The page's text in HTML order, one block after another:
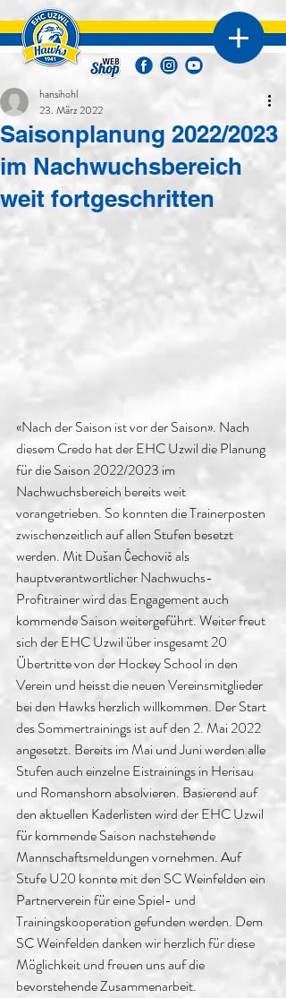
Saisonplanung 2022/2023
im Nachwuchsbereich
weit fortgeschritten
hansihohl
23. März 2022
«Nach der Saison ist vor der Saison». Nach
diesem Credo hat der EHC Uzwil die Planung
für die Saison 2022/2023 im
Nachwuchsbereich bereits weit
vorangetrieben. So konnten die Trainerposten
zwischenzeitlich auf allen Stufen besetzt
werden. Mit Dušan Čechovič als
hauptverantwortlicher Nachwuchs-
Profitrainer wird das Engagement auch
kommende Saison weitergeführt. Weiter freut
sich der EHC Uzwil über insgesamt 20
Übertritte von der Hockey School in den
Verein und heisst die neuen Vereinsmitglieder
bei den Hawks herzlich willkommen. Der Start
des Sommertrainings ist auf den 2. Mai 2022
angesetzt. Bereits im Mai und Juni werden alle
Stufen auch einzelne Eistrainings in Herisau
und Romanshorn absolvieren. Basierend auf
den aktuellen Kaderlisten wird der EHC Uzwil
für kommende Saison nachstehende
Mannschaftsmeldungen vornehmen. Auf
Stufe U20 konnte mit den SC Weinfelden ein
Partnerverein für eine Spiel- und
Trainingskooperation gefunden werden. Dem
SC Weinfelden danken wir herzlich für diese
Möglichkeit und freuen uns auf die
bevorstehende Zusammenarbeit.